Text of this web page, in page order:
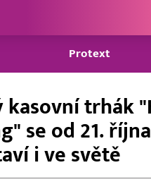
Protext
kasovní trhák
se od 21. října
i ve světě